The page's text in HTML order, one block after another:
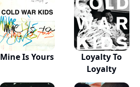
Mine Is Yours
Loyalty To
Loyalty